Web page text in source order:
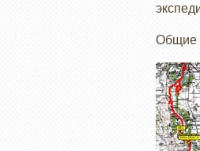
Общие